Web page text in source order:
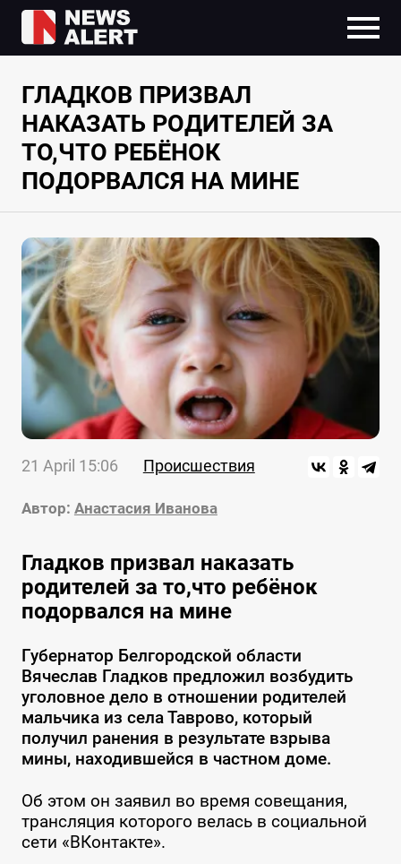
ГЛАДКОВ ПРИЗВАЛ
НАКАЗАТЬ РОДИТЕЛЕЙ ЗА
ТО,ЧТО РЕБЁНОК
ПОДОРВАЛСЯ НА МИНЕ
21 April 15:06 Происшествия
Автор: Анастасия Иванова
Гладков призвал наказать
родителей за то,что ребёнок
подорвался на мине
Губернатор Белгородской области
Вячеслав Гладков предложил возбудить
уголовное дело в отношении родителей
мальчика из села Таврово, который
получил ранения в результате взрыва
мины, находившейся в частном доме.
Об этом он заявил во время совещания,
трансляция которого велась в социальной
сети «ВКонтакте».